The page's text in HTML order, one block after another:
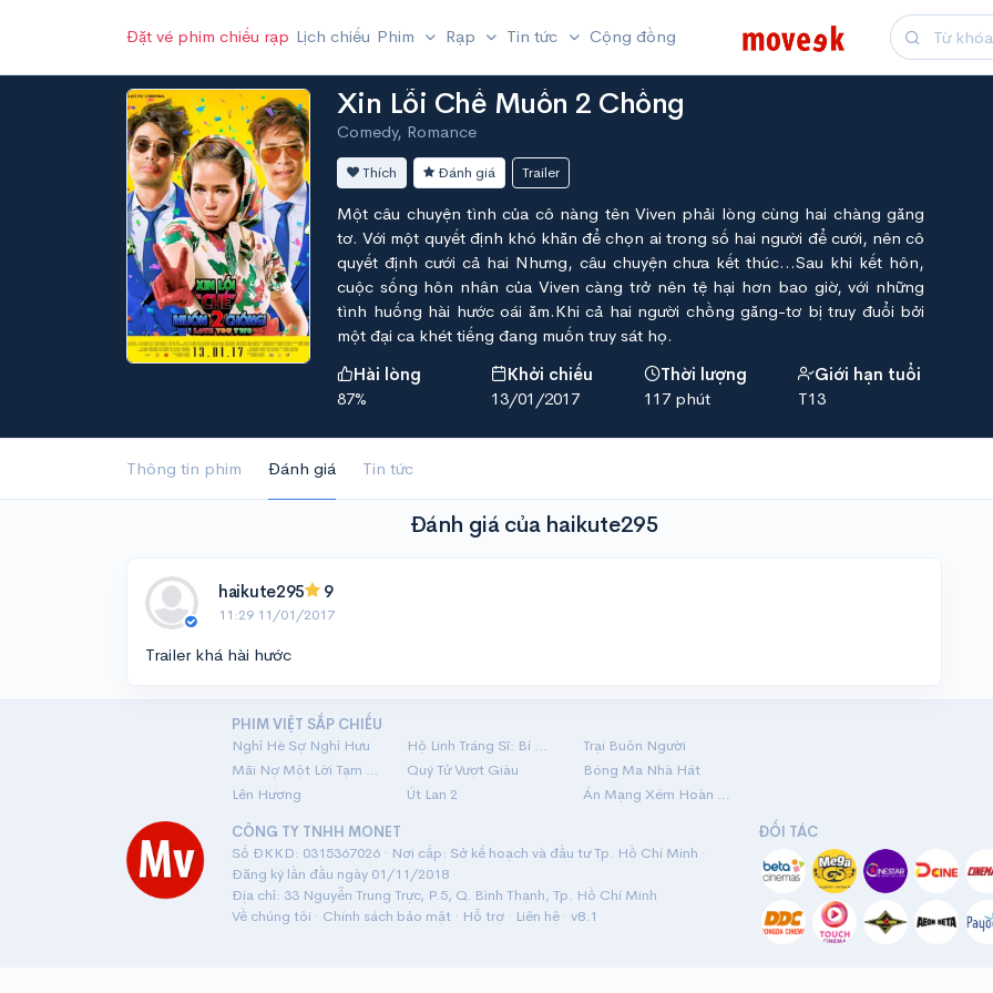
Đặt vé phim chiếu rạp Lịch chiếu Phim Rạp Tin tức Cộng đồng
Xin Lỗi Chế Muốn 2 Chồng
Comedy, Romance
Thích Đánh giá Trailer
Một câu chuyện tình của cô nàng tên Viven phải lòng cùng hai chàng găng
tơ. Với một quyết định khó khăn để chọn ai trong số hai người để cưới, nên cô
quyết định cưới cả hai Nhưng, câu chuyện chưa kết thúc…Sau khi kết hôn,
cuộc sống hôn nhân của Viven càng trở nên tệ hại hơn bao giờ, với những
tình huống hài hước oái ăm.Khi cả hai người chồng găng-tơ bị truy đuổi bởi
một đại ca khét tiếng đang muốn truy sát họ.
Hài lòng
87%
Khởi chiếu
13/01/2017
Thời lượng
117 phút
Giới hạn tuổi
T13
Thông tin phim Đánh giá Tin tức
Đánh giá của haikute295
haikute295 9
11:29 11/01/2017
Trailer khá hài hước
PHIM VIỆT SẮP CHIẾU
Nghỉ Hè Sợ Nghỉ Hưu
Hộ Linh Tráng Sĩ: Bí Ẩn Mộ Vua Đinh
Trại Buôn Người
Mãi Nợ Một Lời Tạm Biệt
Quý Tử Vượt Giàu
Bóng Ma Nhà Hát
Lên Hương
Út Lan 2
Án Mạng Xém Hoàn Hảo
CÔNG TY TNHH MONET
Số ĐKKD: 0315367026 · Nơi cấp: Sở kế hoạch và đầu tư Tp. Hồ Chí Minh ·
Đăng ký lần đầu ngày 01/11/2018
Địa chỉ: 33 Nguyễn Trung Trực, P.5, Q. Bình Thạnh, Tp. Hồ Chí Minh
Về chúng tôi · Chính sách bảo mật· Hỗ trợ· Liên hệ· v8.1
ĐỐI TÁC